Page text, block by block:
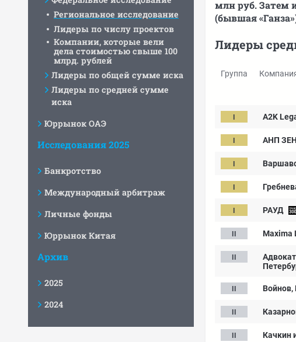
Региональное исследование
Лидеры по числу проектов
Компании, которые вели
дела стоимостью свыше 100
млрд. рублей
Лидеры по общей сумме иска
Лидеры по средней сумме
иска
Юррынок ОАЭ
Исследования 2025
Банкротство
Международный арбитраж
Личные фонды
Юррынок Китая
Архив
2025
2024
млн руб. Затем
(бывшая
Лидеры
Группа
A2K
АНП
РАУД
Maxima
Войнов,
Качкин